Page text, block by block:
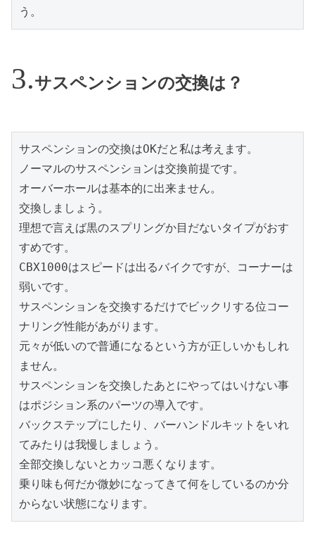
う。
サスペンションの交換は？
サスペンションの交換はOKだと私は考えます。
ノーマルのサスペンションは交換前提です。
オーバーホールは基本的に出来ません。
交換しましょう。
理想で言えば黒のスプリングか目だないタイプがおす
すめです。
CBX1000はスピードは出るバイクですが、コーナーは
弱いです。
サスペンションを交換するだけでビックリする位コー
ナリング性能があがります。
元々が低いので普通になるという方が正しいかもしれ
ません。
サスペンションを交換したあとにやってはいけない事
はポジション系のパーツの導入です。
バックステップにしたり、バーハンドルキットをいれ
てみたりは我慢しましょう。
全部交換しないとカッコ悪くなります。
乗り味も何だか微妙になってきて何をしているのか分
からない状態になります。